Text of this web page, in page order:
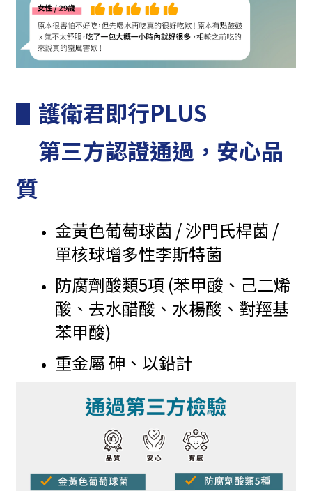
▋護衛君即行PLUS
第三方認證通過，安心品
質
金黃色葡萄球菌 / 沙門氏桿菌 /
單核球增多性李斯特菌
防腐劑酸類5項 (苯甲酸、己二烯
酸、去水醋酸、水楊酸、對羥基
苯甲酸)
重金屬 砷、以鉛計